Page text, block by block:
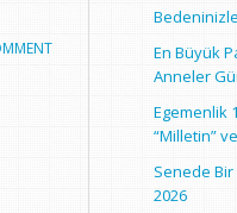
En Büyük
Anneler
Egemenlik
“Milletin”
Senede Bir
2026